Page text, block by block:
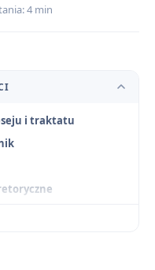
4 min
i traktatu
liter